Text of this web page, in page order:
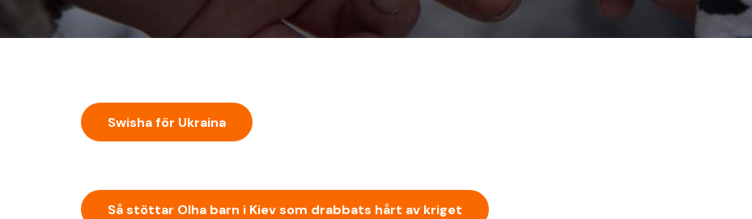
Swisha för Ukraina
Så stöttar Olha barn i Kiev som drabbats hårt av kriget